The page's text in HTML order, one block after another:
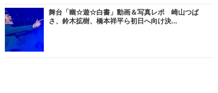
舞台「幽☆遊☆白書」動画＆写真レポ 崎山つば
さ、鈴木拡樹、橋本祥平ら初日へ向け決...